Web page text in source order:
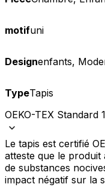
motifuni
Designenfants,
TypeTapis
OEKO-TEX Standard
Le tapis est certifié
atteste que le
de substances
impact négatif sur la